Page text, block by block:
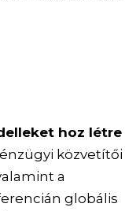
hoz létre
közvetítői
a
globális